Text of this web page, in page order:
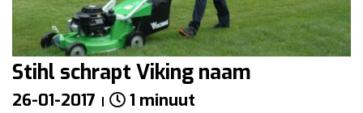
Stihl schrapt Viking naam
26-01-2017 1 minuut